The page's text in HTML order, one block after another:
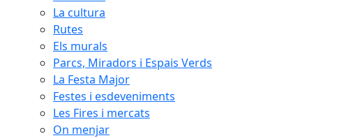
La cultura
Rutes
Els murals
Parcs, Miradors i Espais Verds
La Festa Major
Festes i esdeveniments
Les Fires i mercats
On menjar